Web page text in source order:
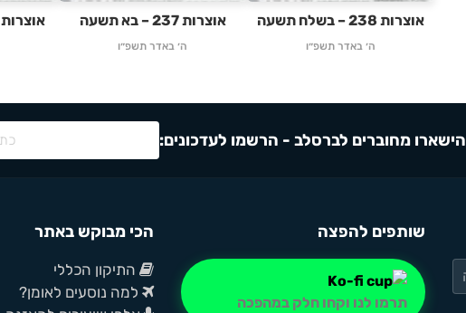
אוצרות 238 – בשלח תשעה
ה׳ באדר תשפ״ו
אוצרות 237 – בא תשעה
ה׳ באדר תשפ״ו
אוצרות 236 – וארא תשעה
הישארו מחוברים לברסלב - הרשמו לעדכונים:
הכי מבוקש באתר
התיקון הכללי
למה נוסעים לאומן?
שותפים להפצה
תרמו לנו וקחו חלק במהפכה